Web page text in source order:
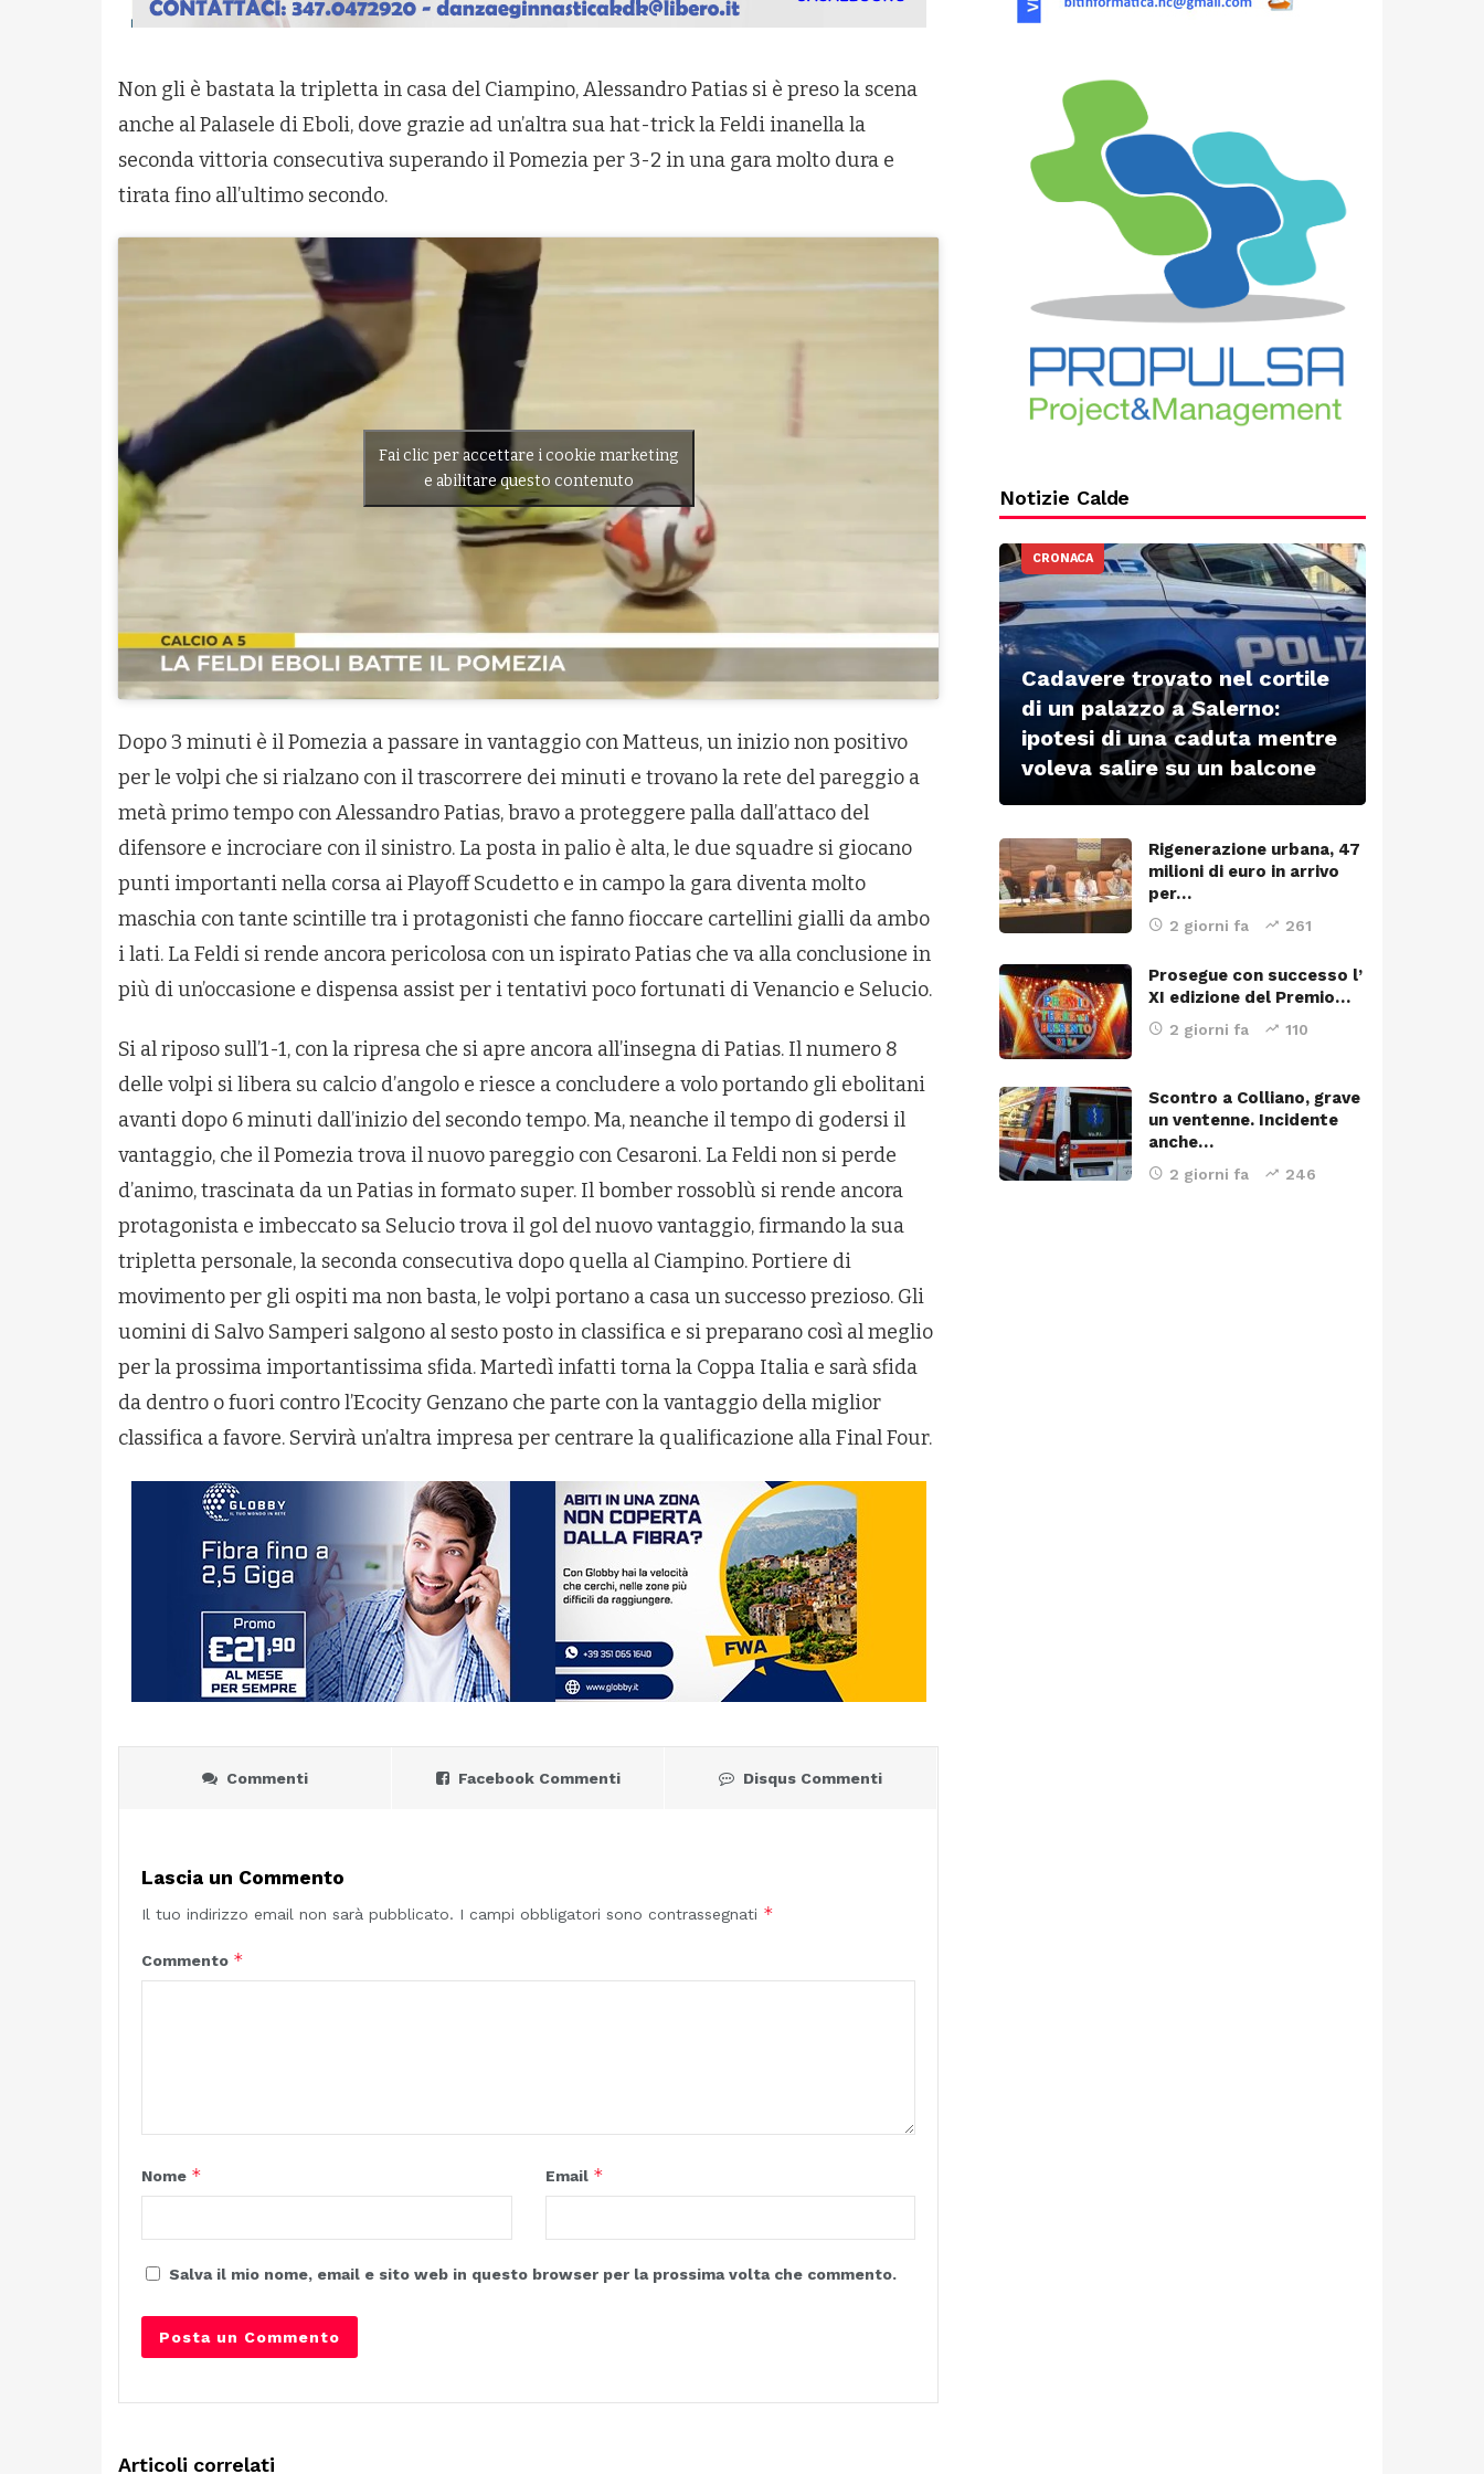
Non gli è bastata la tripletta in casa del Ciampino, Alessandro Patias si è preso la scena
anche al Palasele di Eboli, dove grazie ad un’altra sua hat-trick la Feldi inanella la
seconda vittoria consecutiva superando il Pomezia per 3-2 in una gara molto dura e
tirata fino all’ultimo secondo.
Fai clic per accettare i cookie marketing
e abilitare questo contenuto
Dopo 3 minuti è il Pomezia a passare in vantaggio con Matteus, un inizio non positivo
per le volpi che si rialzano con il trascorrere dei minuti e trovano la rete del pareggio a
metà primo tempo con Alessandro Patias, bravo a proteggere palla dall’attaco del
difensore e incrociare con il sinistro. La posta in palio è alta, le due squadre si giocano
punti importanti nella corsa ai Playoff Scudetto e in campo la gara diventa molto
maschia con tante scintille tra i protagonisti che fanno fioccare cartellini gialli da ambo
i lati. La Feldi si rende ancora pericolosa con un ispirato Patias che va alla conclusione in
più di un’occasione e dispensa assist per i tentativi poco fortunati di Venancio e Selucio.
Si al riposo sull’1-1, con la ripresa che si apre ancora all’insegna di Patias. Il numero 8
delle volpi si libera su calcio d’angolo e riesce a concludere a volo portando gli ebolitani
avanti dopo 6 minuti dall’inizio del secondo tempo. Ma, neanche il tempo di godersi il
vantaggio, che il Pomezia trova il nuovo pareggio con Cesaroni. La Feldi non si perde
d’animo, trascinata da un Patias in formato super. Il bomber rossoblù si rende ancora
protagonista e imbeccato sa Selucio trova il gol del nuovo vantaggio, firmando la sua
tripletta personale, la seconda consecutiva dopo quella al Ciampino. Portiere di
movimento per gli ospiti ma non basta, le volpi portano a casa un successo prezioso. Gli
uomini di Salvo Samperi salgono al sesto posto in classifica e si preparano così al meglio
per la prossima importantissima sfida. Martedì infatti torna la Coppa Italia e sarà sfida
da dentro o fuori contro l’Ecocity Genzano che parte con la vantaggio della miglior
classifica a favore. Servirà un’altra impresa per centrare la qualificazione alla Final Four.
Commenti Facebook Commenti Disqus Commenti
Lascia un Commento
Il tuo indirizzo email non sarà pubblicato. I campi obbligatori sono contrassegnati *
Commento *
Nome * Email *
Salva il mio nome, email e sito web in questo browser per la prossima volta che commento.
Notizie Calde
CRONACA
Cadavere trovato nel cortile
di un palazzo a Salerno:
ipotesi di una caduta mentre
voleva salire su un balcone
Rigenerazione urbana, 47
milioni di euro in arrivo
per…
2 giorni fa 261
Prosegue con successo l’
XI edizione del Premio…
2 giorni fa 110
Scontro a Colliano, grave
un ventenne. Incidente
anche…
2 giorni fa 246
Articoli correlati